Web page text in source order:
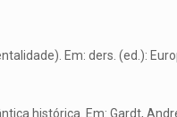
Em: ders. (ed.):
histórica. Em: Gardt,